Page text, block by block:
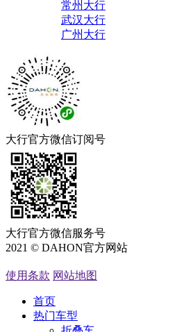
常州大行
武汉大行
广州大行
大行官方微信订阅号
大行官方微信服务号
2021 © DAHON官方网站
使用条款 网站地图
首页
热门车型